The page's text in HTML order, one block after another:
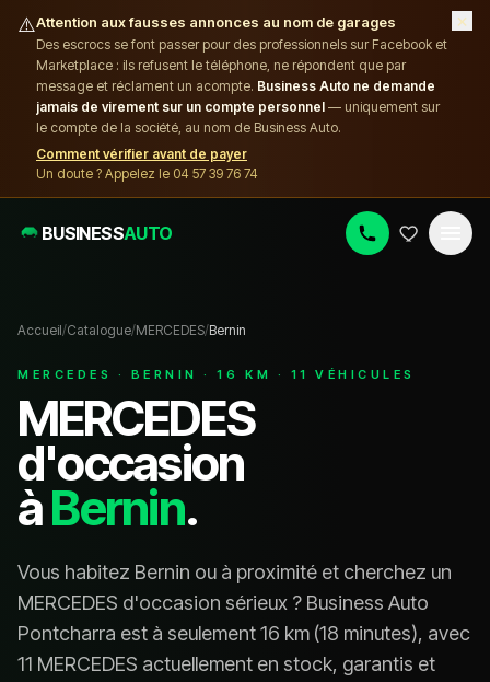
⚠️Attention aux fausses annonces au nom de garages
Des escrocs se font passer pour des professionnels sur Facebook et
Marketplace : ils refusent le téléphone, ne répondent que par
message et réclament un acompte. Business Auto ne demande
jamais de virement sur un compte personnel — uniquement sur
le compte de la société, au nom de Business Auto.
Comment vérifier avant de payer
Un doute ? Appelez le 04 57 39 76 74
×
BUSINESSAUTO
Accueil/Catalogue/MERCEDES/Bernin
MERCEDES · BERNIN ·16 KM · 11 VÉHICULES
MERCEDES
d'occasion
àBernin.
Vous habitez Bernin ou à proximité et cherchez un
MERCEDES d'occasion sérieux ? Business Auto
Pontcharra est à seulement16 km (18 minutes), avec
11 MERCEDES actuellement en stock, garantis et